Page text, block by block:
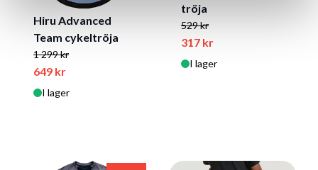
Hiru Advanced
Team cykeltröja
1 299 kr
649 kr
I lager
tröja
529 kr
317 kr
I lager